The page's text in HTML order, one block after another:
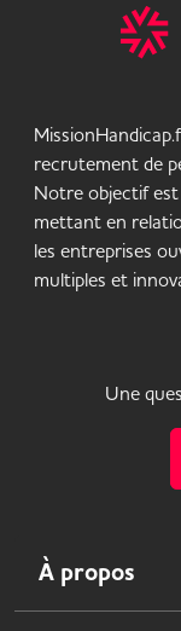
recrutement de
Notre objectif est
mettant en
les entreprises
multiples et
Une
À propos